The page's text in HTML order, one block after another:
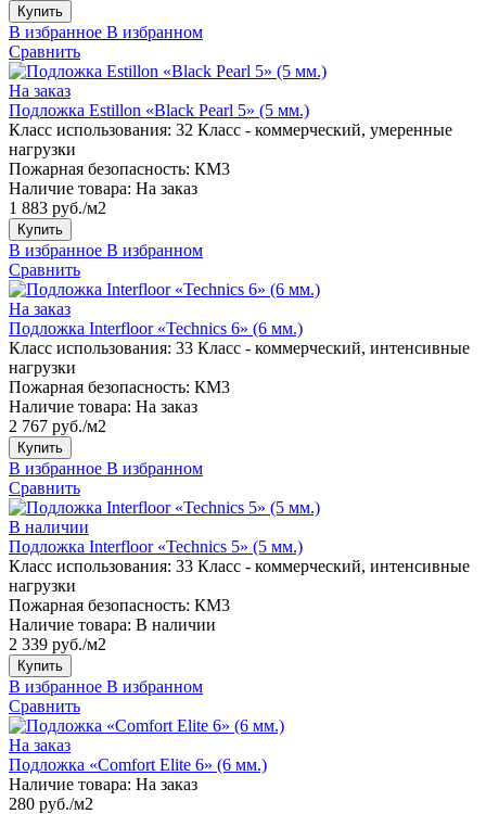
Купить
В избранное В избранном
Сравнить
На заказ
Подложка Estillon «Black Pearl 5» (5 мм.)
Класс использования: 32 Класс - коммерческий, умеренные
нагрузки
Пожарная безопасность: КМ3
Наличие товара: На заказ
1 883 руб./м2
Купить
В избранное В избранном
Сравнить
На заказ
Подложка Interfloor «Technics 6» (6 мм.)
Класс использования: 33 Класс - коммерческий, интенсивные
нагрузки
Пожарная безопасность: КМ3
Наличие товара: На заказ
2 767 руб./м2
Купить
В избранное В избранном
Сравнить
В наличии
Подложка Interfloor «Technics 5» (5 мм.)
Класс использования: 33 Класс - коммерческий, интенсивные
нагрузки
Пожарная безопасность: КМ3
Наличие товара: В наличии
2 339 руб./м2
Купить
В избранное В избранном
Сравнить
На заказ
Подложка «Comfort Elite 6» (6 мм.)
Наличие товара: На заказ
280 руб./м2